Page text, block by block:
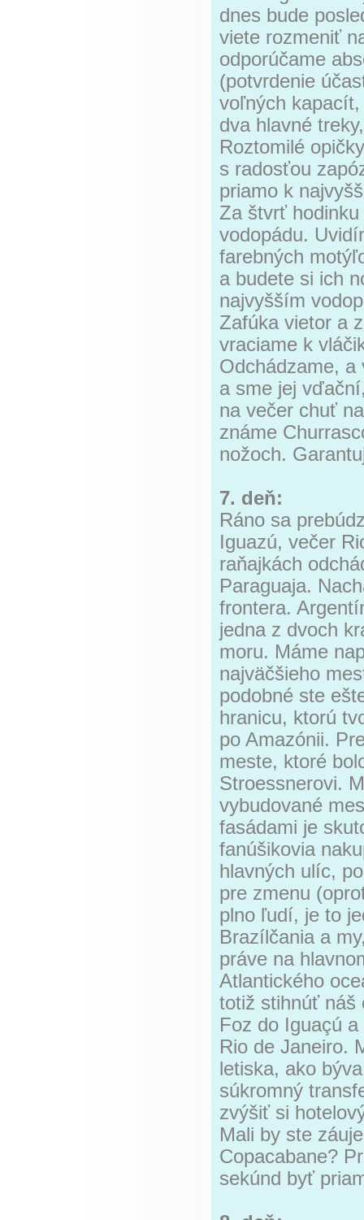
dnes bude
viete rozmeniť
odporúčame
(potvrdenie
voľných
dva hlavné
Roztomilé
s radosťou
priamo k
Za štvrť
vodopádu.
farebných
a budete si ich
najvyšším
Zafúka vietor a
vraciame k
Odchádzame, a
a sme jej
na večer chuť
známe
nožoch.
7. deň:
Ráno sa
Iguazú, večer
raňajkách
Paraguaja.
frontera.
jedna z dvoch
moru. Máme
najväčšieho
podobné ste
hranicu, ktorú
po Amazónii.
meste, ktoré
Stroessnerovi.
vybudované
fasádami je
fanúšikovia
hlavných ulíc,
pre zmenu
plno ľudí, je to
Brazílčania a
práve na
Atlantického
totiž stihnúť náš
Foz do Iguaçú
Rio de Janeiro.
letiska, ako
súkromný
zvýšiť si
Mali by ste
Copacabane?
sekúnd byť